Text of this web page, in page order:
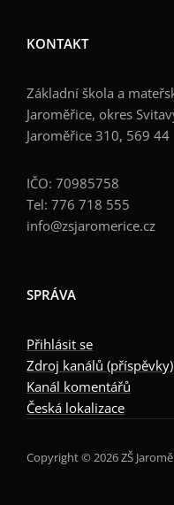
KONTAKT
Základní škola a
Jaroměřice, okres
Jaroměřice 310, 569 44
IČO: 70985758
Tel: 776 718 555
info@zsjaromerice.cz
SPRÁVA
Přihlásit se
Zdroj kanálů (příspěvky)
Kanál komentářů
Česká lokalizace
Copyright © 2026 ZŠ